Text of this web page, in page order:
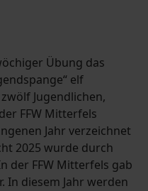
Übung das
elf
Jugendlichen,
FFW Mitterfels
Jahr verzeichnet
2025 wurde durch
der FFW Mitterfels gab
In diesem Jahr werden